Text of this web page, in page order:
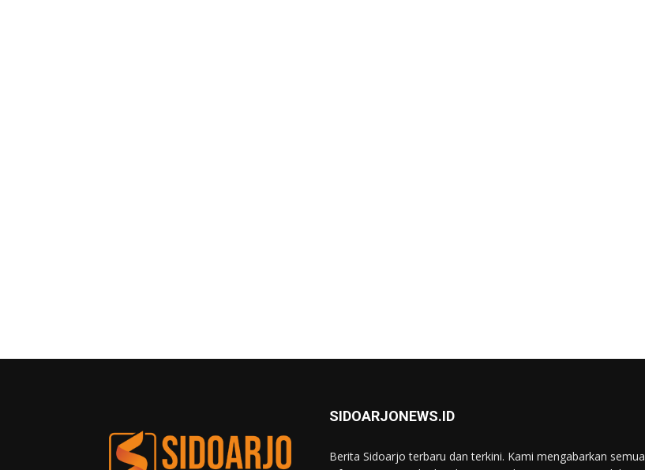
SIDOARJONEWS.ID
Berita Sidoarjo terbaru dan terkini. Kami mengabarkan semua